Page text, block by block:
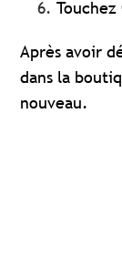
Touchez
Après avoir
dans la
nouveau.